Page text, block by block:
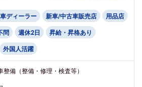
ディーラー 新車/中古車販売店 用品店
問 週休2日 昇給・昇格あり
外国人活躍
整備（整備・修理・検査等）